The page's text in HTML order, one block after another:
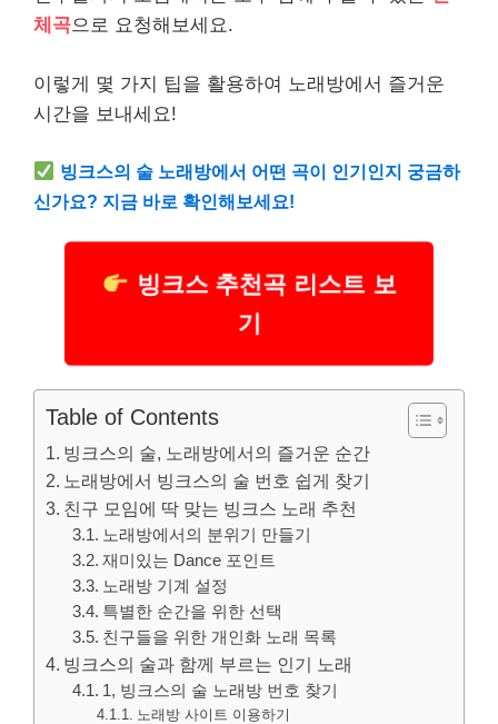
체곡으로 요청해보세요.
이렇게 몇 가지 팁을 활용하여 노래방에서 즐거운
시간을 보내세요!
빙크스의 술 노래방에서 어떤 곡이 인기인지 궁금하
신가요? 지금 바로 확인해보세요!
빙크스 추천곡 리스트 보
기
Table of Contents
빙크스의 술, 노래방에서의 즐거운 순간
노래방에서 빙크스의 술 번호 쉽게 찾기
친구 모임에 딱 맞는 빙크스 노래 추천
노래방에서의 분위기 만들기
재미있는 Dance 포인트
노래방 기계 설정
특별한 순간을 위한 선택
친구들을 위한 개인화 노래 목록
빙크스의 술과 함께 부르는 인기 노래
1, 빙크스의 술 노래방 번호 찾기
노래방 사이트 이용하기